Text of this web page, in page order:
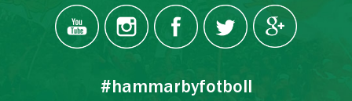
#hammarbyfotboll